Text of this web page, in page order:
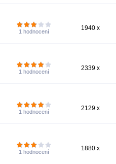
1 hodnocení 1940 x
1 hodnocení 2339 x
1 hodnocení 2129 x
1 hodnocení 1880 x